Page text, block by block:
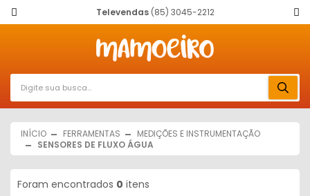
Televendas(85) 3045-2212
INÍCIO FERRAMENTAS
MEDIÇÕES E INSTRUMENTAÇÃO
SENSORES DE FLUXO ÁGUA
Foram encontrados 0 itens